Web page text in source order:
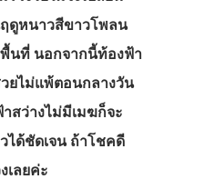
ฤดูหนาวสีขาวโพลน
นที่ นอกจากนี้ท้องฟ้า
ยไม่แพ้ตอนกลางวัน
สว่างไม่มีเมฆก็จะ
ได้ชัดเจน ถ้าโชคดี
เลยค่ะ